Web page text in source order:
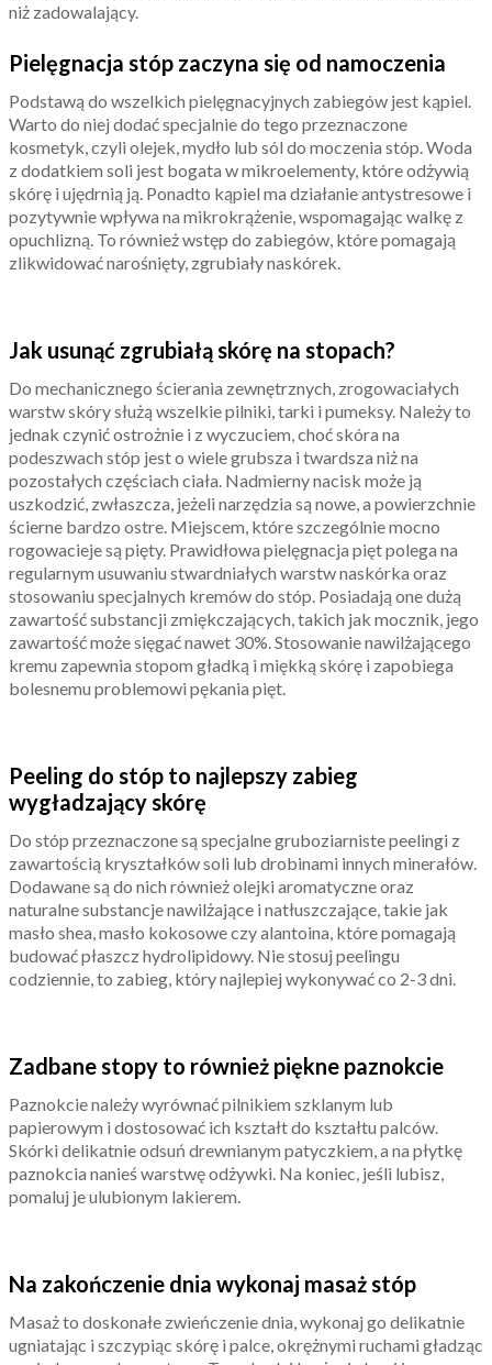
niż zadowalający.
Pielęgnacja stóp zaczyna się od namoczenia
Podstawą do wszelkich pielęgnacyjnych zabiegów jest kąpiel.
Warto do niej dodać specjalnie do tego przeznaczone
kosmetyk, czyli olejek, mydło lub sól do moczenia stóp. Woda
z dodatkiem soli jest bogata w mikroelementy, które odżywią
skórę i ujędrnią ją. Ponadto kąpiel ma działanie antystresowe i
pozytywnie wpływa na mikrokrążenie, wspomagając walkę z
opuchlizną. To również wstęp do zabiegów, które pomagają
zlikwidować narośnięty, zgrubiały naskórek.
Jak usunąć zgrubiałą skórę na stopach?
Do mechanicznego ścierania zewnętrznych, zrogowaciałych
warstw skóry służą wszelkie pilniki, tarki i pumeksy. Należy to
jednak czynić ostrożnie i z wyczuciem, choć skóra na
podeszwach stóp jest o wiele grubsza i twardsza niż na
pozostałych częściach ciała. Nadmierny nacisk może ją
uszkodzić, zwłaszcza, jeżeli narzędzia są nowe, a powierzchnie
ścierne bardzo ostre. Miejscem, które szczególnie mocno
rogowacieje są pięty. Prawidłowa pielęgnacja pięt polega na
regularnym usuwaniu stwardniałych warstw naskórka oraz
stosowaniu specjalnych kremów do stóp. Posiadają one dużą
zawartość substancji zmiękczających, takich jak mocznik, jego
zawartość może sięgać nawet 30%. Stosowanie nawilżającego
kremu zapewnia stopom gładką i miękką skórę i zapobiega
bolesnemu problemowi pękania pięt.
Peeling do stóp to najlepszy zabieg
wygładzający skórę
Do stóp przeznaczone są specjalne gruboziarniste peelingi z
zawartością kryształków soli lub drobinami innych minerałów.
Dodawane są do nich również olejki aromatyczne oraz
naturalne substancje nawilżające i natłuszczające, takie jak
masło shea, masło kokosowe czy alantoina, które pomagają
budować płaszcz hydrolipidowy. Nie stosuj peelingu
codziennie, to zabieg, który najlepiej wykonywać co 2-3 dni.
Zadbane stopy to również piękne paznokcie
Paznokcie należy wyrównać pilnikiem szklanym lub
papierowym i dostosować ich kształt do kształtu palców.
Skórki delikatnie odsuń drewnianym patyczkiem, a na płytkę
paznokcia nanieś warstwę odżywki. Na koniec, jeśli lubisz,
pomaluj je ulubionym lakierem.
Na zakończenie dnia wykonaj masaż stóp
Masaż to doskonałe zwieńczenie dnia, wykonaj go delikatnie
ugniatając i szczypiąc skórę i palce, okrężnymi ruchami gładząc